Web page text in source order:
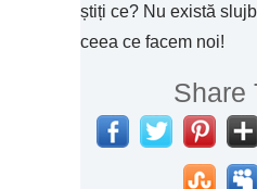
știți ce? Nu există
ceea ce facem noi!
Share